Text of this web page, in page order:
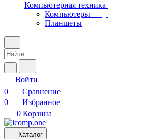
Компьютерная техника
Компьютеры
Планшеты
Войти
0
Сравнение
0
Избранное
0 Корзина
Каталог